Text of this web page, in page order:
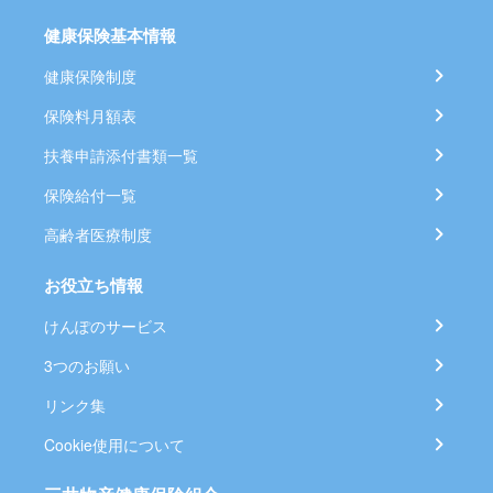
健康保険基本情報
健康保険制度
保険料月額表
扶養申請添付書類一覧
保険給付一覧
高齢者医療制度
お役立ち情報
けんぽのサービス
3つのお願い
リンク集
Cookie使用について